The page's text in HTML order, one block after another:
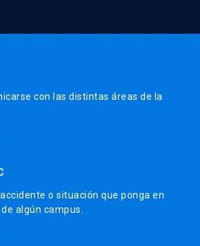
con las distintas áreas de la
o situación que ponga en
algún campus.